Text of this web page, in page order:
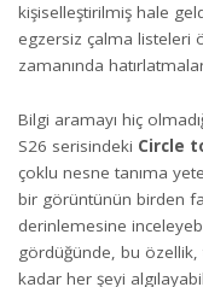
kişiselleştirilmiş hale
egzersiz çalma listeleri
zamanında
Bilgi aramayı hiç
S26 serisindeki Circle
çoklu nesne tanıma
bir görüntünün birden
derinlemesine
gördüğünde, bu
kadar her şeyi